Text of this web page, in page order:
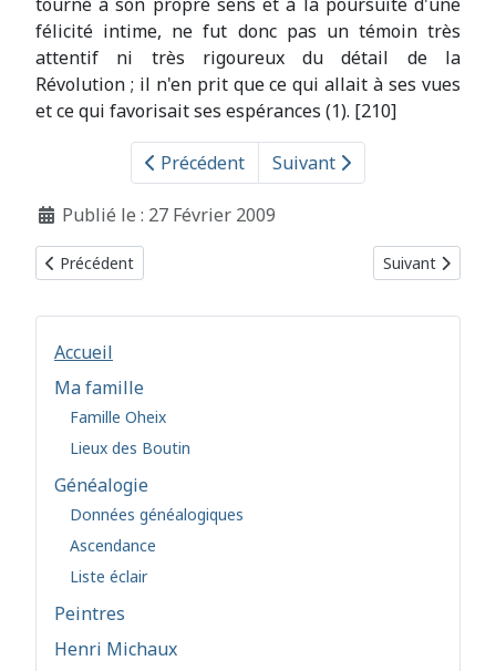
Accueil
Ma famille
Famille Oheix
Lieux des Boutin
Généalogie
Données généalogiques
Ascendance
Liste éclair
Peintres
Henri Michaux
félicité intime, ne fut donc pas un témoin très
attentif ni très rigoureux du détail de la
Révolution ; il n'en prit que ce qui allait à ses vues
et ce qui favorisait ses espérances (1). [210]
Précédent Suivant
Détails
Publié le : 27 Février 2009
Article précédent : 1832 - Critiques et Portraits littéraires
Précédent Article suivant
Suivant